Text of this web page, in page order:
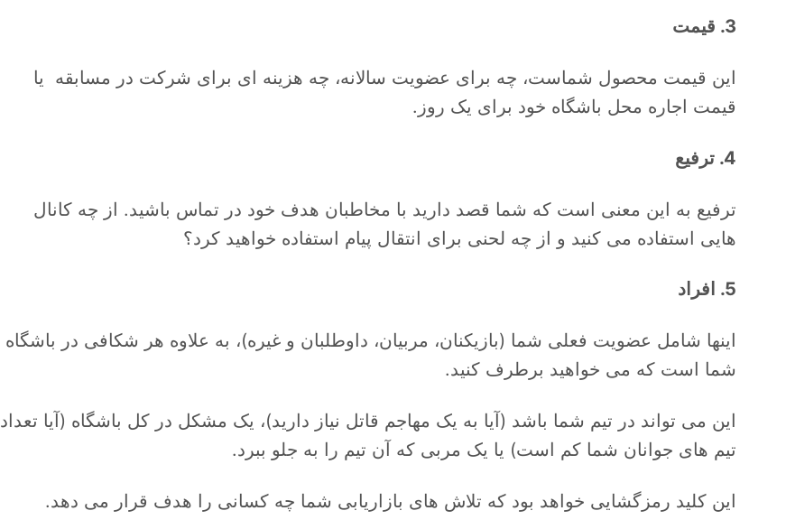
3. قیمت
این قیمت محصول شماست، چه برای عضویت سالانه، چه هزینه ای برای شرکت در مسابقه یا
قیمت اجاره محل باشگاه خود برای یک روز.
4. ترفیع
ترفیع به این معنی است که شما قصد دارید با مخاطبان هدف خود در تماس باشید. از چه کانال
هایی استفاده می کنید و از چه لحنی برای انتقال پیام استفاده خواهید کرد؟
5. افراد
اینها شامل عضویت فعلی شما (بازیکنان، مربیان، داوطلبان و غیره)، به علاوه هر شکافی در باشگاه
شما است که می خواهید برطرف کنید.
این می تواند در تیم شما باشد (آیا به یک مهاجم قاتل نیاز دارید)، یک مشکل در کل باشگاه (آیا تعداد
تیم های جوانان شما کم است) یا یک مربی که آن تیم را به جلو ببرد.
این کلید رمزگشایی خواهد بود که تلاش های بازاریابی شما چه کسانی را هدف قرار می دهد.